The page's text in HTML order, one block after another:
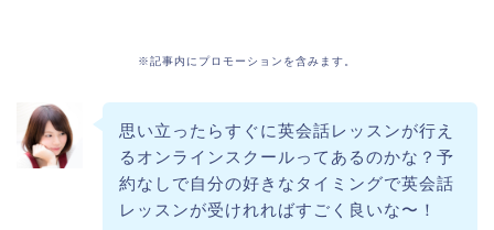
※記事内にプロモーションを含みます。
思い立ったらすぐに英会話レッスンが行え
るオンラインスクールってあるのかな？予
約なしで自分の好きなタイミングで英会話
レッスンが受けれればすごく良いな〜！